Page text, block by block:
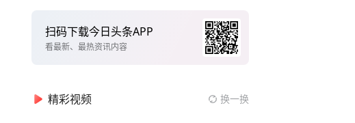
扫码下载今日头条APP
看最新、最热资讯内容
精彩视频 换一换